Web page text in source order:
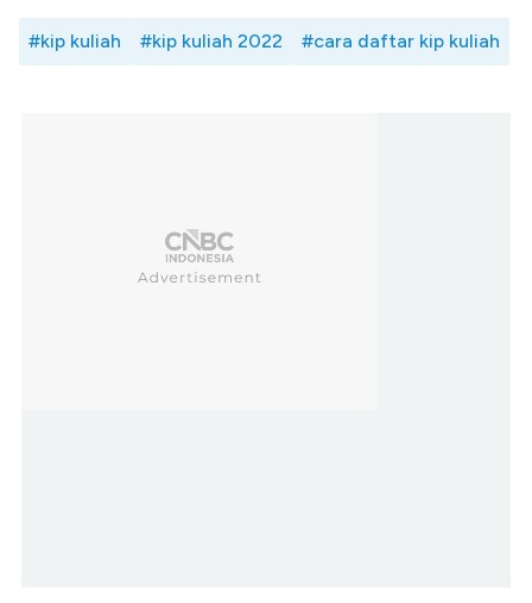
#kip kuliah #kip kuliah 2022 #cara daftar kip kuliah